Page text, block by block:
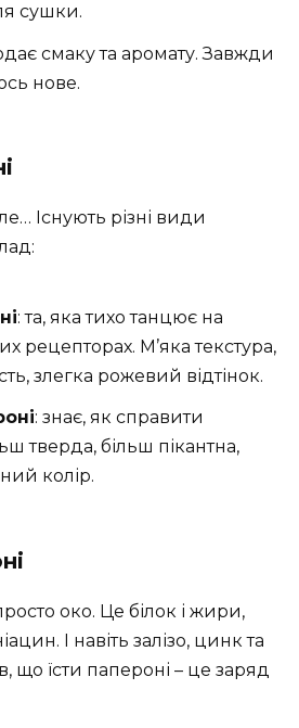
сушки.
смаку та аромату. Завжди
нове.
Існують різні види
: та, яка тихо танцює на
рецепторах. М’яка текстура,
злегка рожевий відтінок.
: знає, як справити
тверда, більш пікантна,
колір.
око. Це білок і жири,
І навіть залізо, цинк та
що їсти папероні – це заряд